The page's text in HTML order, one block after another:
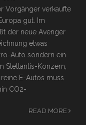
Vorgänger verkaufte
gut. Im
der neue Avenger
etwas
Auto sondern ein
Stellantis-Konzern,
E-Autos muss
CO2-
READ MORE